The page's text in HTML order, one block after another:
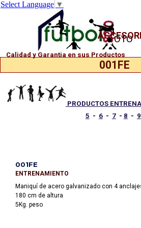
Select Language ▼
Vaya al Contenido
PHOTO
Calidad y Garantia en sus Productos
001FE
PRODUCTOS
5 - 6- 7- 8 - 9
001FE
ENTRENAMIENTO
Maniquí de acero galvanizado con 4
180 cm de altura
5Kg. peso